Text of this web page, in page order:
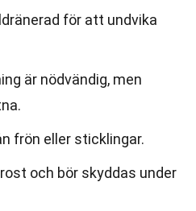
för att undvika
är nödvändig, men
frön eller sticklingar.
och bör skyddas under